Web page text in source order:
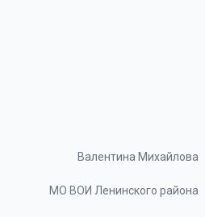
Валентина Михайлова
МО ВОИ Ленинского района